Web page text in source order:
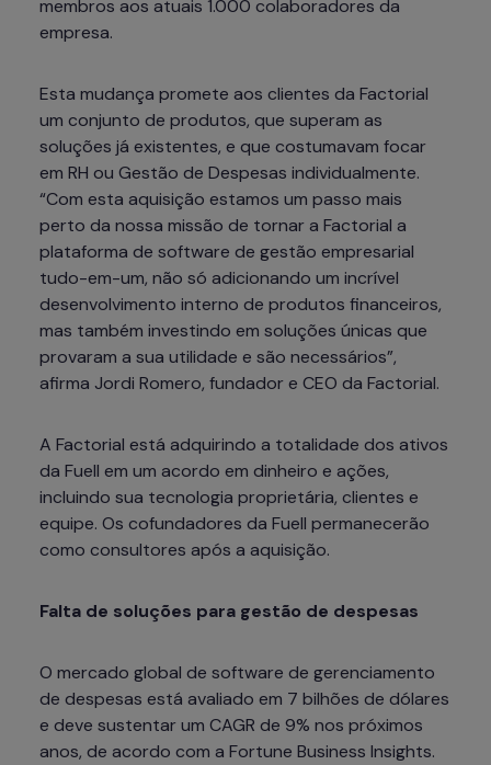
membros aos atuais 1.000 colaboradores da
empresa.
Esta mudança promete aos clientes da Factorial
um conjunto de produtos, que superam as
soluções já existentes, e que costumavam focar
em RH ou Gestão de Despesas individualmente.
“Com esta aquisição estamos um passo mais
perto da nossa missão de tornar a Factorial a
plataforma de software de gestão empresarial
tudo-em-um, não só adicionando um incrível
desenvolvimento interno de produtos financeiros,
mas também investindo em soluções únicas que
provaram a sua utilidade e são necessários”,
afirma Jordi Romero, fundador e CEO da Factorial.
A Factorial está adquirindo a totalidade dos ativos
da Fuell em um acordo em dinheiro e ações,
incluindo sua tecnologia proprietária, clientes e
equipe. Os cofundadores da Fuell permanecerão
Falta de soluções para gestão de despesas
O mercado global de software de gerenciamento
de despesas está avaliado em 7 bilhões de dólares
e deve sustentar um CAGR de 9% nos próximos
anos, de acordo com a Fortune Business Insights.